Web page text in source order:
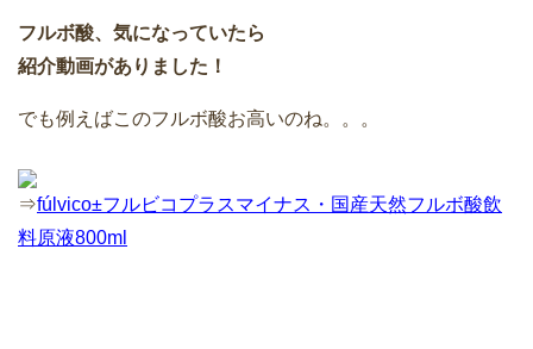
フルボ酸、気になっていたら
紹介動画がありました！
でも例えばこのフルボ酸お高いのね。。。
⇒fúlvico±フルビコプラスマイナス・国産天然フルボ酸飲
料原液800ml